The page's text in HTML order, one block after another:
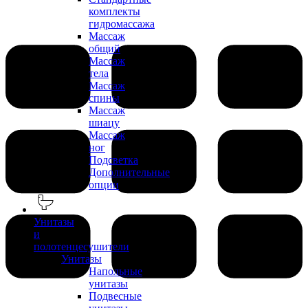
комплекты
гидромассажа
Массаж
общий
Массаж
тела
Массаж
спины
Массаж
шиацу
Массаж
ног
Подсветка
Дополнительные
опции
Унитазы
и
полотенцесушители
Унитазы
Напольные
унитазы
Подвесные